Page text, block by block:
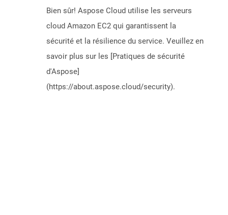
Bien sûr! Aspose Cloud utilise les serveurs
cloud Amazon EC2 qui garantissent la
sécurité et la résilience du service. Veuillez en
savoir plus sur les [Pratiques de sécurité
d'Aspose]
(https://about.aspose.cloud/security).